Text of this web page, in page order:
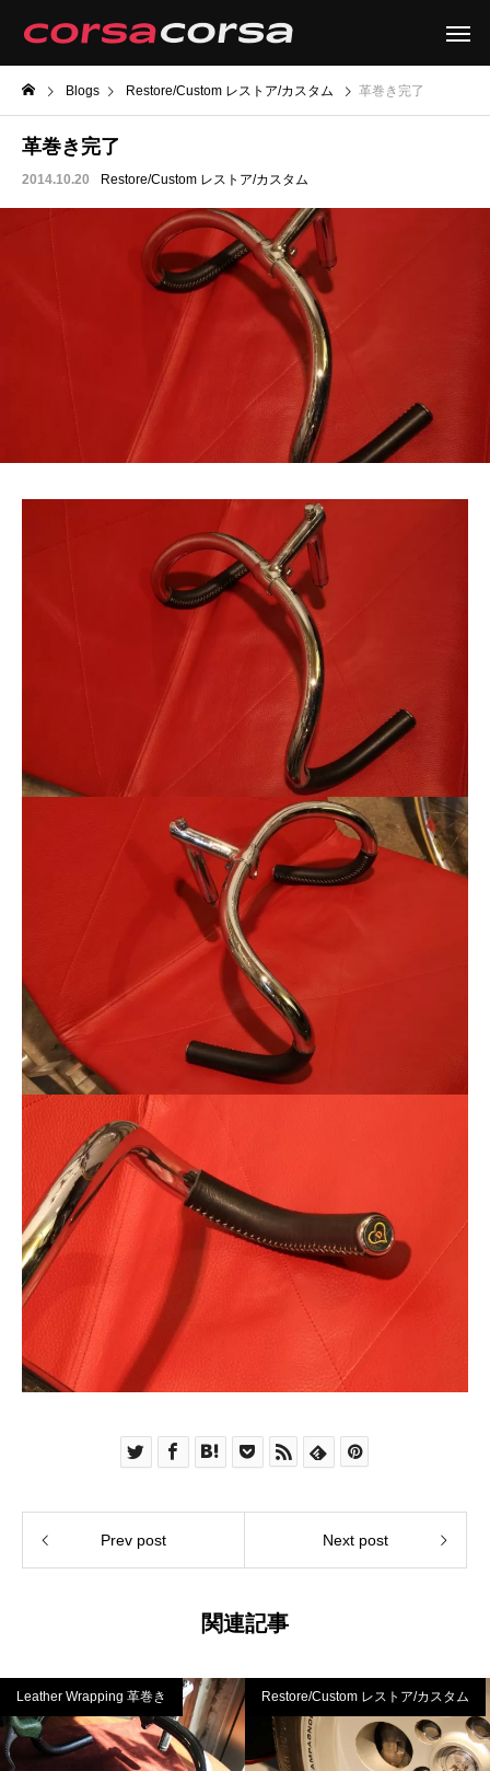
Blogs Restore/Custom レストア/カスタム 革巻き完了
革巻き完了
2014.10.20 Restore/Custom レストア/カスタム
Prev post Next post
関連記事
Leather Wrapping 革巻き Restore/Custom レストア/カスタム